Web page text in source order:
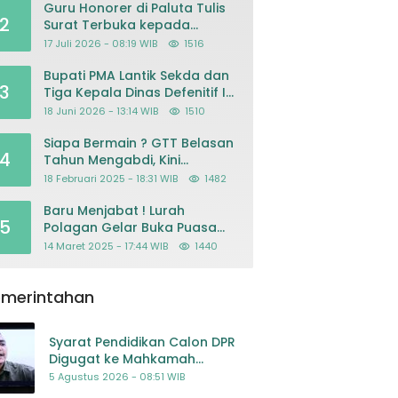
2
Guru Honorer di Paluta Tulis
Surat Terbuka kepada
Presiden Prabowo, Mohon
Kriminalisasi
17 Juli 2026 - 08:19 WIB 1516
3
Bupati PMA Lantik Sekda dan
Tiga Kepala Dinas Defenitif Ini
orangnya
18 Juni 2026 - 13:14 WIB 1510
Siapa Bermain ? GTT Belasan
Tahun Mengabdi, Kini
Dikeluarkan Sepihak Dari
18 Februari 2025 - 18:31 WIB 1482
Baru Menjabat ! Lurah
Polagan Gelar Buka Puasa
Bersama
14 Maret 2025 - 17:44 WIB 1440
Syarat Pendidikan Calon DPR
Digugat ke Mahkamah
Konstitusi
5 Agustus 2026 - 08:51 WIB